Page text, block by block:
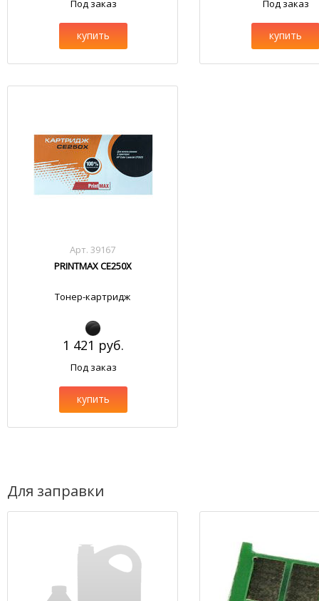
Под заказ
купить
Под заказ
купить
Арт. 39167
PRINTMAX CE250X
Тонер-картридж
1 421 руб.
Под заказ
купить
Для заправки